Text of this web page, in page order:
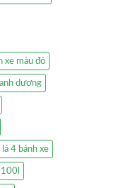
xe màu đỏ
dương
4 bánh xe